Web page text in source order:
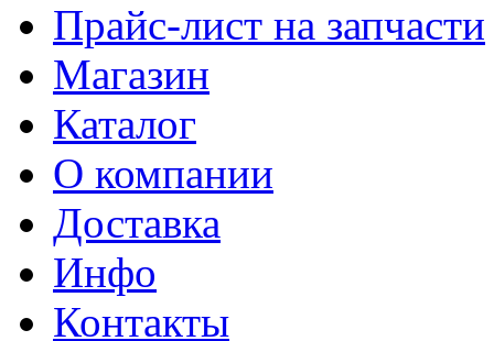
Прайс-лист на запчасти
Магазин
Каталог
О компании
Доставка
Инфо
Контакты